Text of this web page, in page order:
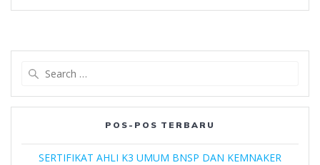
POS-POS TERBARU
SERTIFIKAT AHLI K3 UMUM BNSP DAN KEMNAKER